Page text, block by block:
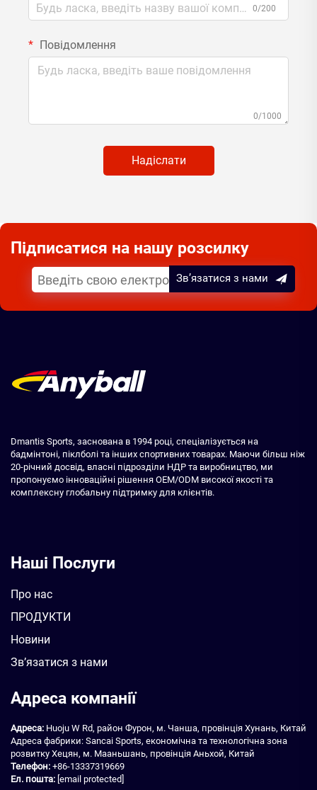
0/200
Повідомлення
0/1000
Надіслати
Підписатися на нашу розсилку
Зв’язатися з нами
Dmantis Sports, заснована в 1994 році, спеціалізується на
бадмінтоні, піклболі та інших спортивних товарах. Маючи більш ніж
20-річний досвід, власні підрозділи НДР та виробництво, ми
пропонуємо інноваційні рішення OEM/ODM високої якості та
комплексну глобальну підтримку для клієнтів.
Наші Послуги
Про нас
ПРОДУКТИ
Новини
Зв’язатися з нами
Адреса компанії
Адреса: Huoju W Rd, район Фурон, м. Чанша, провінція Хунань, Китай
Адреса фабрики: Sancai Sports, економічна та технологічна зона
розвитку Хецян, м. Мааньшань, провінція Аньхой, Китай
Телефон: +86-13337319669
Ел. пошта: [email protected]